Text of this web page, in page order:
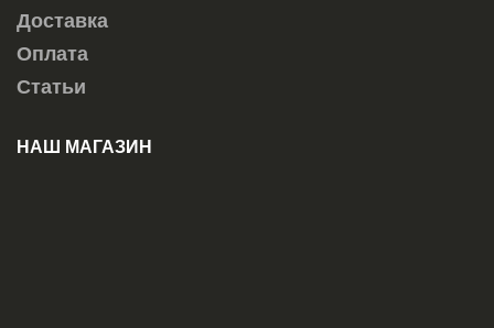
Доставка
Оплата
Статьи
НАШ МАГАЗИН